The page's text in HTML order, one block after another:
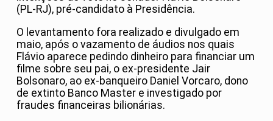
(PL-RJ), pré-candidato à Presidência.
O levantamento fora realizado e divulgado em
maio, após o vazamento de áudios nos quais
Flávio aparece pedindo dinheiro para financiar um
filme sobre seu pai, o ex-presidente Jair
Bolsonaro, ao ex-banqueiro Daniel Vorcaro, dono
de extinto Banco Master e investigado por
fraudes financeiras bilionárias.